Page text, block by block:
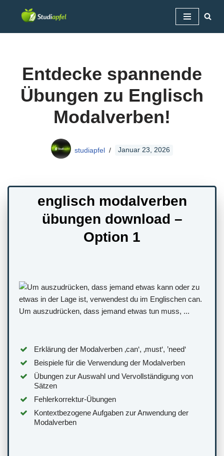
Entdecke spannende
Übungen zu Englisch
Modalverben!
studiapfel Januar 23, 2026
englisch modalverben
übungen download –
Option 1
Erklärung der Modalverben ‚can‘, ‚must‘, ’need‘
Beispiele für die Verwendung der Modalverben
Übungen zur Auswahl und Vervollständigung von
Sätzen
Fehlerkorrektur-Übungen
Kontextbezogene Aufgaben zur Anwendung der
Modalverben